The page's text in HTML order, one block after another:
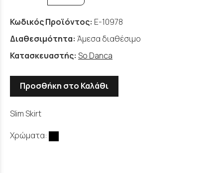
Κωδικός Προϊόντος: E-10978
Διαθεσιμότητα: Άμεσα διαθέσιμο
Κατασκευαστής: So Danca
Προσθήκη στο Καλάθι
Slim Skirt
Χρώματα: